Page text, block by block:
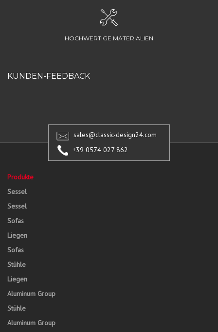
HOCHWERTIGE MATERIALIEN
KUNDEN-FEEDBACK
sales@classic-design24.com
+39 0574 027 862
Produkte
Sessel
Sessel
Sofas
Liegen
Sofas
Stühle
Liegen
Aluminum Group
Stühle
Aluminum Group